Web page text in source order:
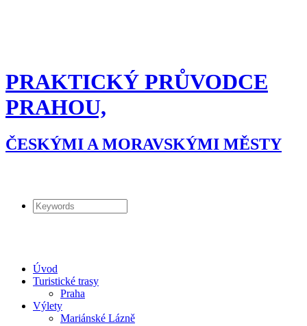
PRAKTICKÝ PRŮVODCE
PRAHOU,
ČESKÝMI A MORAVSKÝMI MĚSTY
Úvod
Turistické trasy
Praha
Výlety
Mariánské Lázně